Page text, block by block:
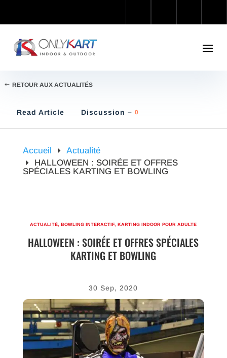
RETOUR AUX ACTUALITÉS
Read Article Discussion – 0
Accueil
Actualité
HALLOWEEN : SOIRÉE ET OFFRES
SPÉCIALES KARTING ET BOWLING
ACTUALITÉ,BOWLING INTERACTIF,KARTING INDOOR POUR ADULTE
HALLOWEEN : SOIRÉE ET OFFRES SPÉCIALES
KARTING ET BOWLING
30 Sep, 2020